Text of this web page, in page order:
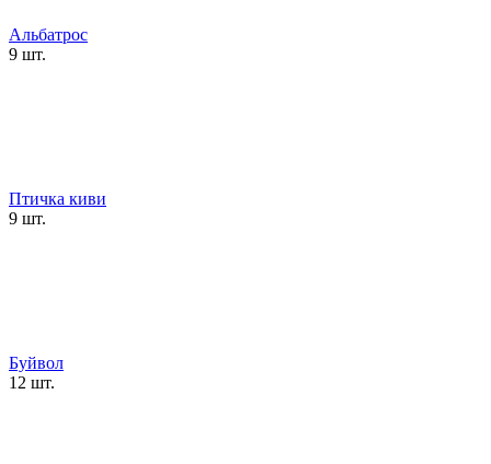
Альбатрос
9 шт.
Птичка киви
9 шт.
Буйвол
12 шт.